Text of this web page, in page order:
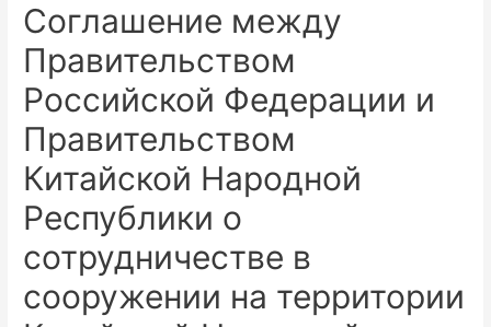
Соглашение между
Правительством
Российской Федерации и
Правительством
Китайской Народной
Республики о
сотрудничестве в
сооружении на территории